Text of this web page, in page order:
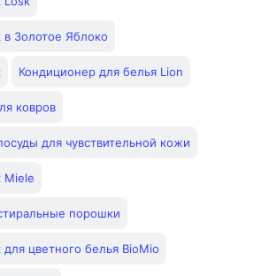
Золотое Яблоко
Кондиционер для белья Lion
ковров
для чувствительной кожи
Miele
порошки
цветного белья BioMio